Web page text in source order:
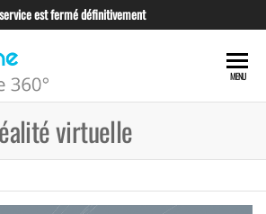
est fermé définitivement
VISITE
VIRTUELLE
360°
TUNISIE
LES
ENTREPRISES
MENU
virtuelle